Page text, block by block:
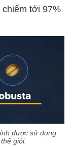
tới 97%
được sử dụng
giới.